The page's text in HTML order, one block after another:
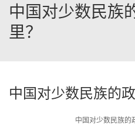
中国对少数民族
里？
中国对少数民族的
中国对少数民族的